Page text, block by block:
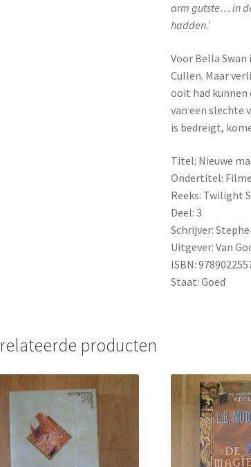
arm gutste… in
hadden.’
Voor Bella
Cullen. Maar
ooit had kunnen
van een slechte
is bedreigt,
Titel: Nieuwe
Ondertitel:
Reeks: Twilight
Deel: 3
Schrijver:
Uitgever: Van
ISBN:
Staat: Goed
producten